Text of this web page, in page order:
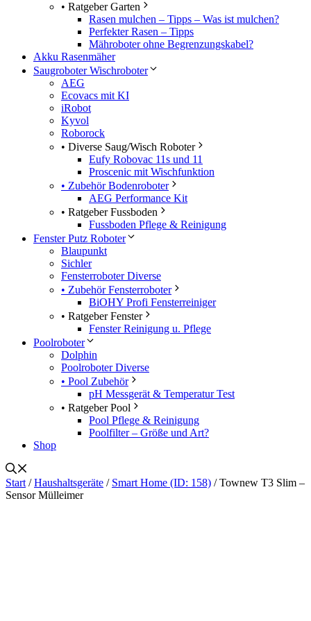
• Ratgeber Garten
Rasen mulchen – Tipps – Was ist mulchen?
Perfekter Rasen – Tipps
Mähroboter ohne Begrenzungskabel?
Akku Rasenmäher
Saugroboter Wischroboter
AEG
Ecovacs mit KI
iRobot
Kyvol
Roborock
• Diverse Saug/Wisch Roboter
Eufy Robovac 11s und 11
Proscenic mit Wischfunktion
• Zubehör Bodenroboter
AEG Performance Kit
• Ratgeber Fussboden
Fussboden Pflege & Reinigung
Fenster Putz Roboter
Blaupunkt
Sichler
Fensterroboter Diverse
• Zubehör Fensterroboter
BiOHY Profi Fensterreiniger
• Ratgeber Fenster
Fenster Reinigung u. Pflege
Poolroboter
Dolphin
Poolroboter Diverse
• Pool Zubehör
pH Messgerät & Temperatur Test
• Ratgeber Pool
Pool Pflege & Reinigung
Poolfilter – Größe und Art?
Shop
Start /Haushaltsgeräte / Smart Home (ID: 158) / Townew T3 Slim –
Sensor Mülleimer